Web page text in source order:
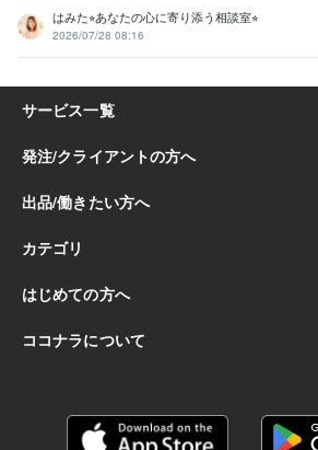
はみた⭐︎あなたの心に寄り添う相談室⭐︎
2026/07/28 08:16